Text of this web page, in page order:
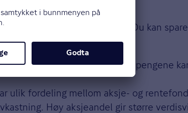
få opptil 5 500 i utsatt skatt. Du kan
pensjon senere. Sparepengene
ulik fordeling mellom aksje- og
Høy aksjeandel gir større